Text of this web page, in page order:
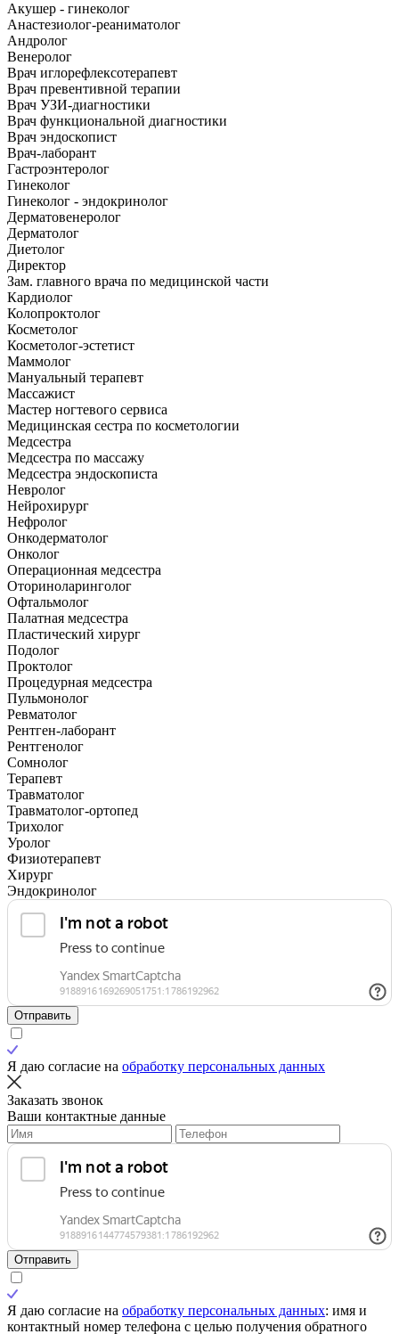
Акушер - гинеколог
Анастезиолог-реаниматолог
Андролог
Венеролог
Врач иглорефлексотерапевт
Врач превентивной терапии
Врач УЗИ-диагностики
Врач функциональной диагностики
Врач эндоскопист
Врач-лаборант
Гастроэнтеролог
Гинеколог
Гинеколог - эндокринолог
Дерматовенеролог
Дерматолог
Диетолог
Директор
Зам. главного врача по медицинской части
Кардиолог
Колопроктолог
Косметолог
Косметолог-эстетист
Маммолог
Мануальный терапевт
Массажист
Мастер ногтевого сервиса
Медицинская сестра по косметологии
Медсестра
Медсестра по массажу
Медсестра эндоскописта
Невролог
Нейрохирург
Нефролог
Онкодерматолог
Онколог
Операционная медсестра
Оториноларинголог
Офтальмолог
Палатная медсестра
Пластический хирург
Подолог
Проктолог
Процедурная медсестра
Пульмонолог
Ревматолог
Рентген-лаборант
Рентгенолог
Сомнолог
Терапевт
Травматолог
Травматолог-ортопед
Трихолог
Уролог
Физиотерапевт
Хирург
Эндокринолог
Отправить
Я даю согласие на обработку персональных данных
Заказать звонок
Ваши контактные данные
Отправить
Я даю согласие на обработку персональных данных: имя и
контактный номер телефона с целью получения обратного